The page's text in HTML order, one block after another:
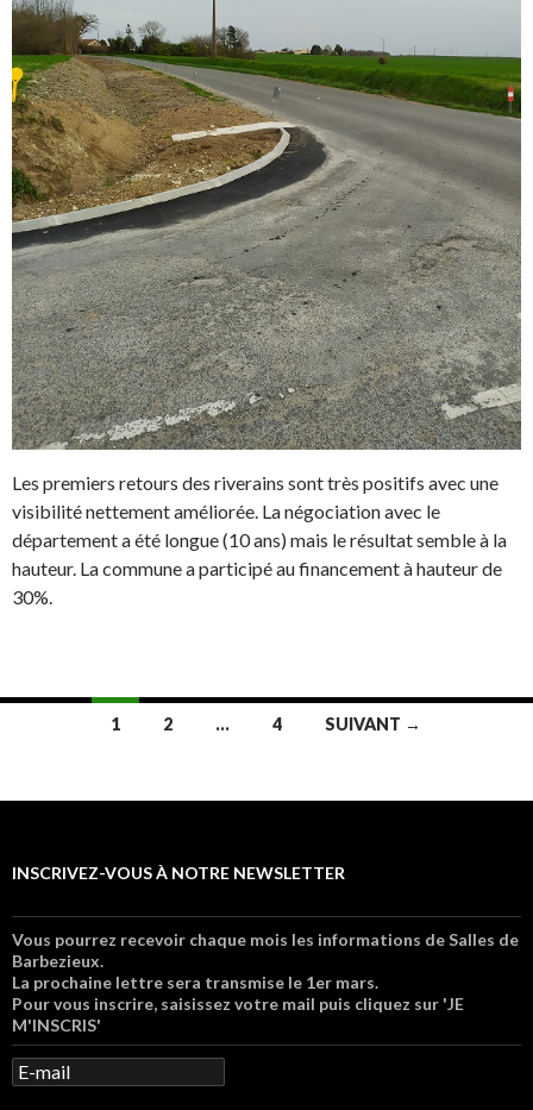
Les premiers retours des riverains sont très positifs avec une
visibilité nettement améliorée. La négociation avec le
département a été longue (10 ans) mais le résultat semble à la
hauteur. La commune a participé au financement à hauteur de
30%.
1 2 … 4 SUIVANT →
INSCRIVEZ-VOUS À NOTRE NEWSLETTER
Vous pourrez recevoir chaque mois les informations de Salles de
Barbezieux.
La prochaine lettre sera transmise le 1er mars.
Pour vous inscrire, saisissez votre mail puis cliquez sur 'JE
M'INSCRIS'